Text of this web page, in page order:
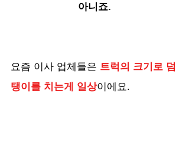
아니죠.
요즘 이사 업체들은 트럭의 크기로 덤
탱이를 치는게 일상이에요.